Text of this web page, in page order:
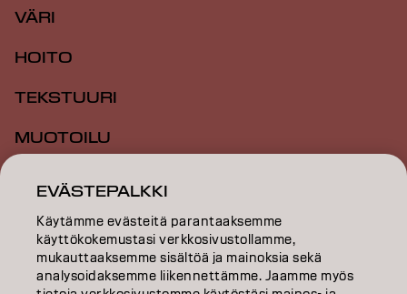
VÄRI
HOITO
TEKSTUURI
MUOTOILU
INSPIRAATIO
KOULUTUS
TIETOA MEISTÄ
EVÄSTEPALKKI
Käytämme evästeitä parantaaksemme
käyttökokemustasi verkkosivustollamme,
mukauttaaksemme sisältöä ja mainoksia sekä
analysoidaksemme liikennettämme. Jaamme myös